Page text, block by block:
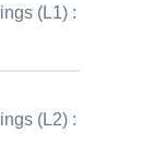
(L1) :
(L2) :